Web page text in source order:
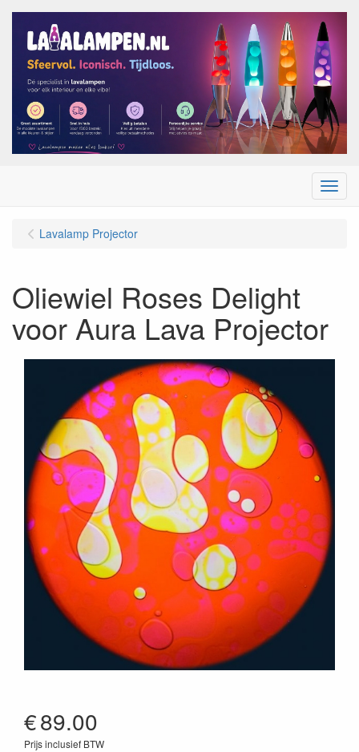
Menu
Lavalamp Projector
Oliewiel Roses Delight
voor Aura Lava Projector
€89.00
Prijs inclusief BTW